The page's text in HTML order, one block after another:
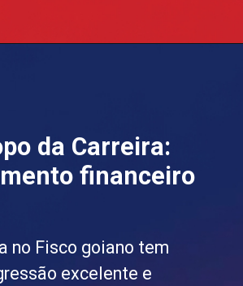
da Carreira:
financeiro
no Fisco goiano tem
excelente e